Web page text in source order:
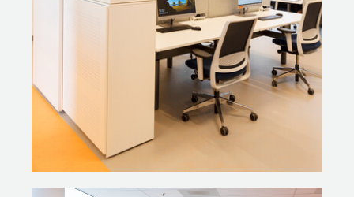
praten als hun kind slaapt en kunnen er overnachten.
HET ZIJN EN BLIJVEN KINDEREN
Nelleke Lagerwerf, interieurarchitect bij Gispen: ‘Het
was een mooie zoektocht om samen met MMEK
oplossingen te zoeken voor diverse ruimtes. In de
ouder-kindkamer is bijvoorbeeld de ouder-kind-fauteuil
een belangrijk element. Een grote, comfortabele
fauteuil waarin een kind geborgen bij zijn of haar ouder
kan zitten. Om deze stoel makkelijk verplaatsbaar te